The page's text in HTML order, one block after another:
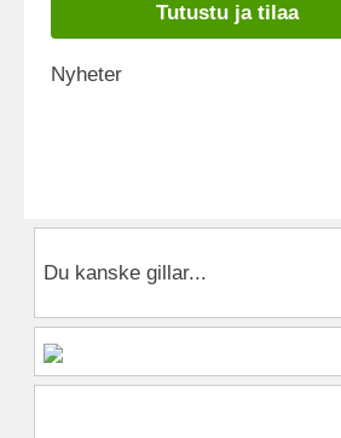
Tutustu ja tilaa
Nyheter
Du kanske gillar...